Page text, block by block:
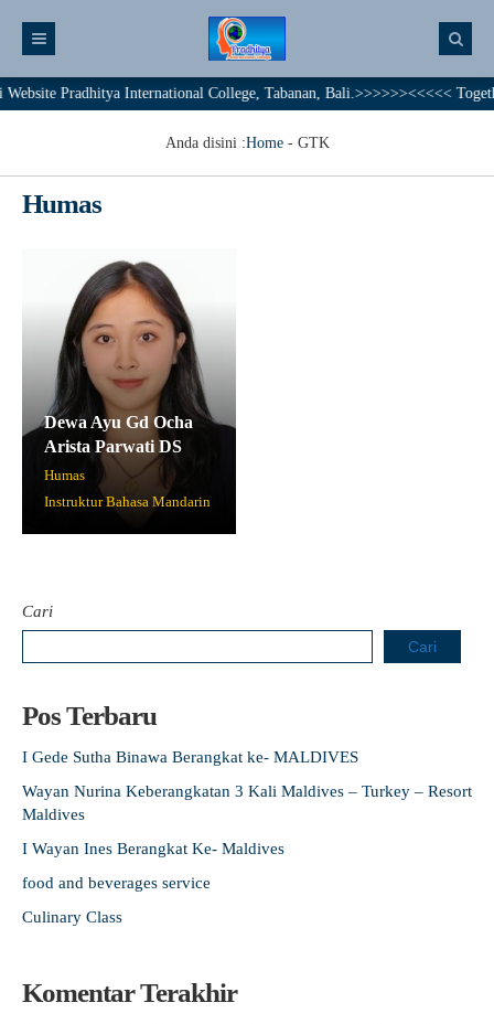
Pradhitya International College, Tabanan, Bali.>>>>>><<<<<
Anda disini :Home- GTK
Humas
Dewa Ayu Gd Ocha
Arista Parwati DS
Humas
Instruktur Bahasa Mandarin
Cari
Cari
Pos Terbaru
I Gede Sutha Binawa Berangkat ke- MALDIVES
Wayan Nurina Keberangkatan 3 Kali Maldives – Turkey – Resort
Maldives
I Wayan Ines Berangkat Ke- Maldives
food and beverages service
Culinary Class
Komentar Terakhir